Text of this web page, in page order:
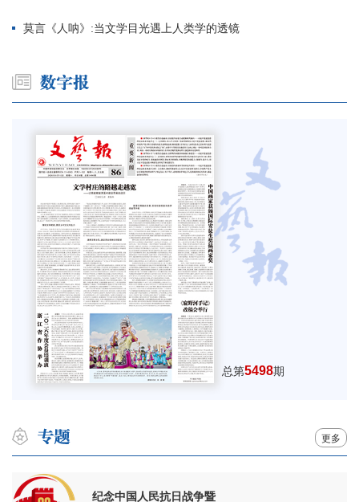
莫言《人呐》:当文学目光遇上人类学的透镜
总第5498期
更多
纪念中国人民抗日战争暨